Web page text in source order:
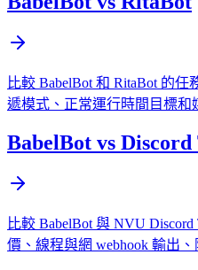
比較 BabelBot 和 RitaBot 的
遞模式、正常運行時間目標和
BabelBot vs
比較 BabelBot 與 NVU
價、線程與網 webhook 輸出